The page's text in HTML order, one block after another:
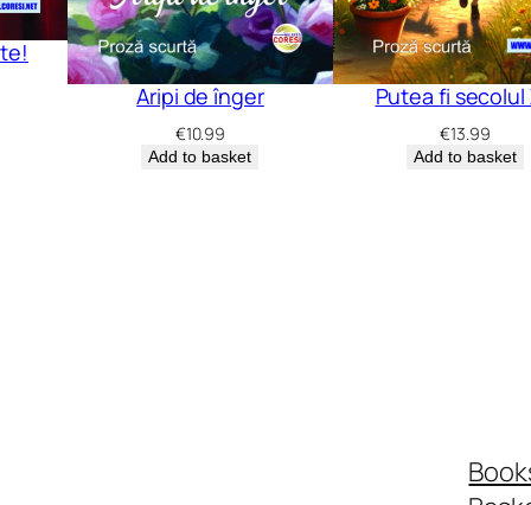
Aripi de înger
€10.99
Add to basket
Putea fi secolul
€13.99
Add to basket